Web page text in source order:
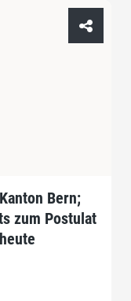
Bern;
zum Postulat